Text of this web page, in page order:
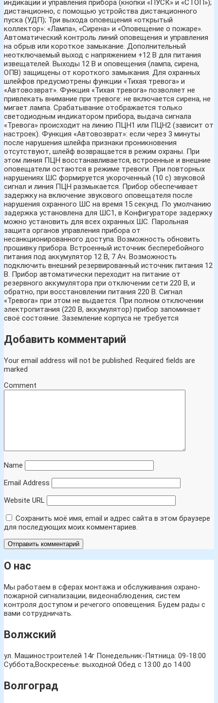
индикации и управления прибора (кнопки «ПУСК» и «СТОП»);
дистанционно, с помощью устройства дистанционного
пуска (УДП); Три выхода оповещения «открытый
коллектор»: «Лампа», «Сирена» и «Оповещение о пожаре».
Автоматический контроль линий оповещения и управления
на обрыв или короткое замыкание. Дополнительный
неотключаемый выход с напряжением +12 В для питания
извещателей. Выходы 12 В и оповещения (лампа, сирена,
ОПВ) защищены от короткого замыкания. Для охранных
шлейфов предусмотрены функции «Тихая тревога» и
«Автовозврат». Функция «Тихая тревога» позволяет не
привлекать внимание при тревоге: не включается сирена, не
мигает лампа. Срабатывание отображается только
светодиодным индикатором прибора, выдача сигнала
«Тревога» происходит на линию ПЦН1 или ПЦН2 (зависит от
настроек). Функция «Автовозврат»: если через 3 минуты
после нарушения шлейфа признаки проникновения
отсутствуют, шлейф возвращается в режим охраны. При
этом линия ПЦН восстанавливается, встроенные и внешние
оповещатели остаются в режиме тревоги. При повторных
нарушениях ШС формируется укороченный (10 с) звуковой
сигнал и линия ПЦН размыкается. Прибор обеспечивает
задержку на включение звукового оповещателя после
нарушения охранного ШС на время 15 секунд. По умолчанию
задержка установлена для ШС1, в Конфигураторе задержку
можно установить для всех охранных ШС. Парольная
защита органов управления прибора от
несанкционированного доступа. Возможность обновить
прошивку прибора. Встроенный источник бесперебойного
питания под аккумулятор 12 В, 7 Ач. Возможность
подключить внешний резервированный источник питания 12
В. Прибор автоматически переходит на питание от
резервного аккумулятора при отключении сети 220 В, и
обратно, при восстановлении питания 220 В. Сигнал
«Тревога» при этом не выдается. При полном отключении
электропитания (220 В, аккумулятор) прибор запоминает
своё состояние. Заземление корпуса не требуется
Добавить комментарий
Your email address will not be published. Required fields are
marked
Comment
Name
Email Address
Website URL
Сохранить моё имя, email и адрес сайта в этом браузере
для последующих моих комментариев.
О нас
Мы работаем в сферах монтажа и обслуживания охрано-
пожарной сигнализации, видеонаблюдения, систем
контроля доступом и речегого оповещения. Будем рады с
вами сотрудничать.
Волжский
ул. Машиностроителей 14г Понедельник-Пятница: 09-18:00
Суббота,Воскресенье: выходной Обед с 13:00 до 14:00
Волгоград